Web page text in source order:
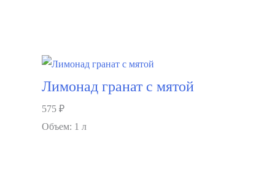
Лимонад гранат с мятой
575 ₽
Объем: 1 л